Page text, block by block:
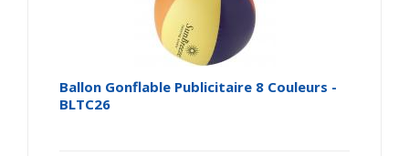
Ballon Gonflable Publicitaire 8 Couleurs -
BLTC26